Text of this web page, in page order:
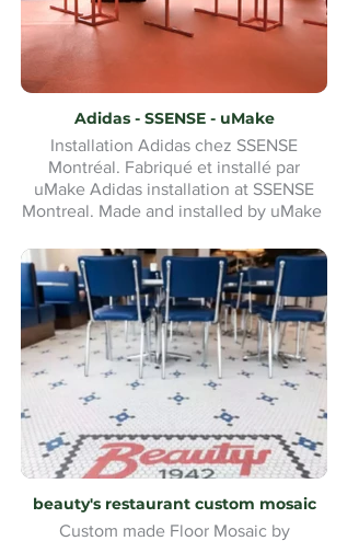
Adidas - SSENSE - uMake
Installation Adidas chez SSENSE
Montréal. Fabriqué et installé par
uMake Adidas installation at SSENSE
Montreal. Made and installed by uMake
beauty's restaurant custom mosaic
Custom made Floor Mosaic by